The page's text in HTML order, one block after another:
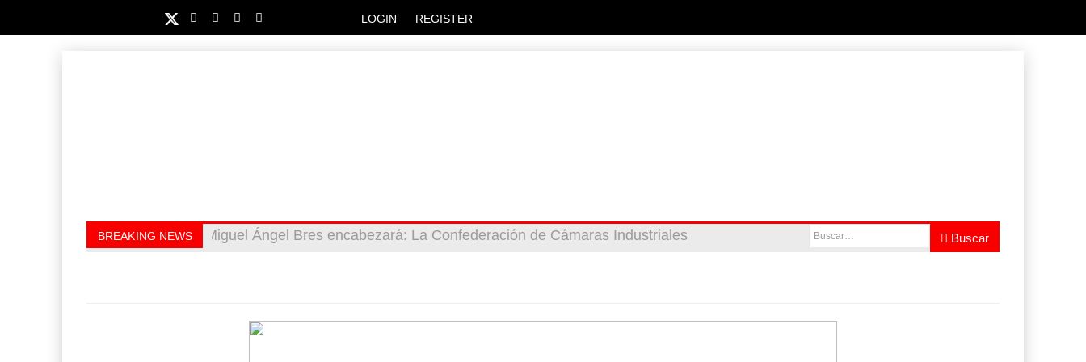
LOGIN REGISTER
BREAKING NEWS Miguel Ángel Bres encabezará
Retos de la educación privada : Más de 20 mil escuelas privadas atienden a más de
Buscar